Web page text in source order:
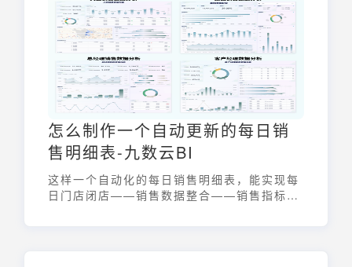
怎么制作一个自动更新的每日销
售明细表-九数云BI
这样一个自动化的每日销售明细表，能实现每
日门店闭店——销售数据整合——销售指标计